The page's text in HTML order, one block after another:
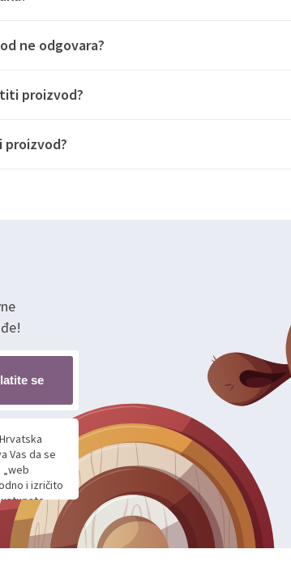
ne odgovara?
proizvod?
proizvod?
se
Vas da se
i izričito
upit
ovu Izjavu
od